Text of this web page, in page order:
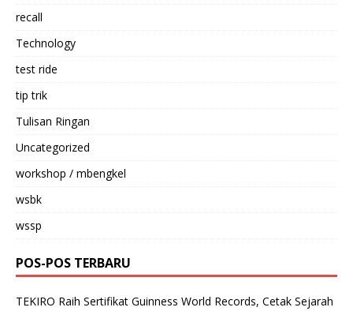
recall
Technology
test ride
tip trik
Tulisan Ringan
Uncategorized
workshop / mbengkel
wsbk
wssp
POS-POS TERBARU
TEKIRO Raih Sertifikat Guinness World Records, Cetak Sejarah